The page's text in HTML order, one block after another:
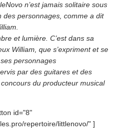
n’est jamais solitaire sous
des personnages, comme a dit
et lumière. C’est dans sa
William, que s’expriment et se
personnages
par des guitares et des
du producteur musical
id="8"
repertoire/littlenovo/" ]